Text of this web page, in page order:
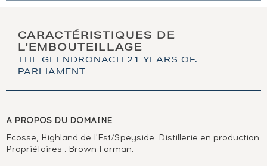
CARACTÉRISTIQUES DE
L'EMBOUTEILLAGE
THE GLENDRONACH 21 YEARS OF.
PARLIAMENT
A PROPOS DU DOMAINE
Ecosse, Highland de l'Est/Speyside. Distillerie en production.
Propriétaires : Brown Forman.